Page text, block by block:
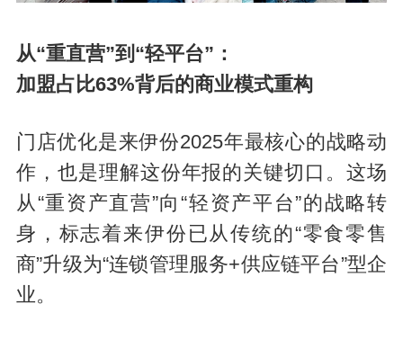
从“重直营”到“轻平台”：
加盟占比63%背后的商业模式重构
门店优化是来伊份2025年最核心的战略动
作，也是理解这份年报的关键切口。这场
从“重资产直营”向“轻资产平台”的战略转
身，标志着来伊份已从传统的“零食零售
商”升级为“连锁管理服务+供应链平台”型企
业。